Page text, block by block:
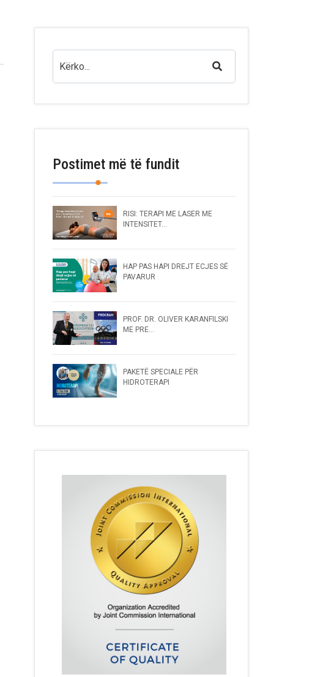
Postimet më të fundit
RISI: TERAPI ME LASER ME
INTENSITET...
HAP PAS HAPI DREJT ECJES SË
PAVARUR
PROF. DR. OLIVER KARANFILSKI
ME PRE...
PAKETË SPECIALE PËR
HIDROTERAPI